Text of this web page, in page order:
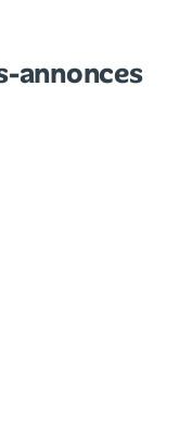
annonces